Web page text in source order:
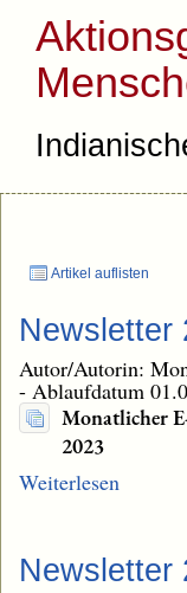
Artikel auflisten
Newsletter
Autor/Autorin:
- Ablaufdatum
Monatlicher
2023
Weiterlesen
Newsletter